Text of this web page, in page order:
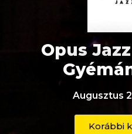
Opus
Augusztus
Korábbi